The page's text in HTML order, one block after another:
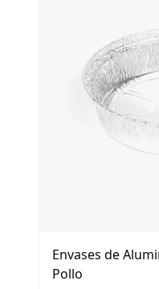
Envases de
Pollo